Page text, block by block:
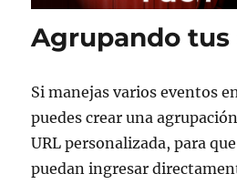
Agrupando
Si manejas varios eventos
puedes crear una
URL personalizada, para
puedan ingresar